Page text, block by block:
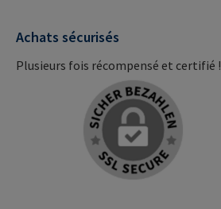
Achats sécurisés
Plusieurs fois récompensé et certifié !